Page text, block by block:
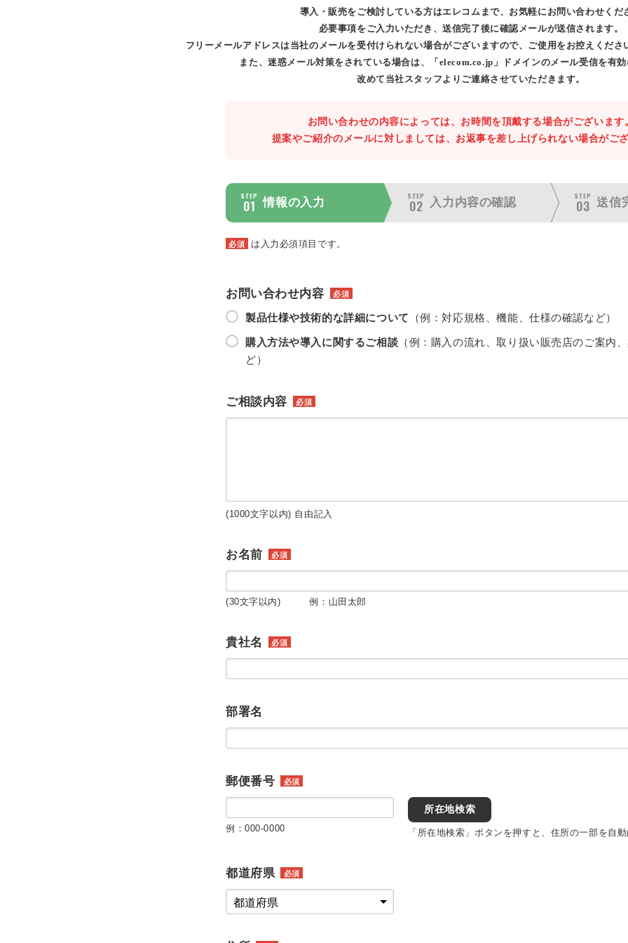
導入・販売をご検討している方はエレコムまで、お気軽にお問い合わせくだ
必要事項をご入力いただき、送信完了後に確認メールが送信されます。
フリーメールアドレスは当社のメールを受付けられない場合がございますので、ご使用をお控えくださ
また、迷惑メール対策をされている場合は、「elecom.co.jp」ドメインのメール受信を有効
改めて当社スタッフよりご連絡させていただきます。
お問い合わせの内容によっては、お時間を頂戴する場合がございます
提案やご紹介のメールに対しましては、お返事を差し上げられない場合がござ
STEP
01 情報の入力
STEP
02 入力内容の確認
STEP
03 送信
必須 は入力必須項目です。
お問い合わせ内容 必須
製品仕様や技術的な詳細について （例：対応規格、機能、仕様の確認など）
購入方法や導入に関するご相談 （例：購入の流れ、取り扱い販売店のご案内
ど）
ご相談内容 必須
(1000文字以内) 自由記入
お名前 必須
(30文字以内) 例：山田太郎
貴社名 必須
部署名
郵便番号 必須
例：000-0000
所在地検索
「所在地検索」ボタンを押すと、住所の一部を自動
都道府県 必須